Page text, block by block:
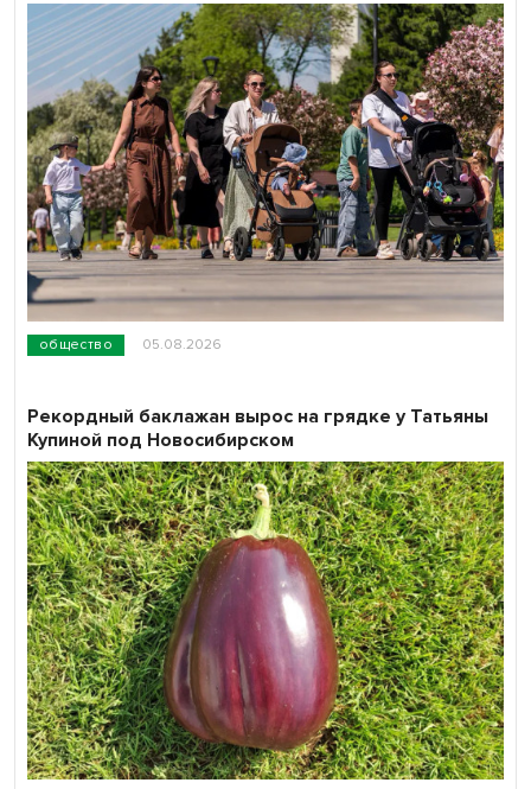
общество 05.08.2026
Рекордный баклажан вырос на грядке у Татьяны
Купиной под Новосибирском